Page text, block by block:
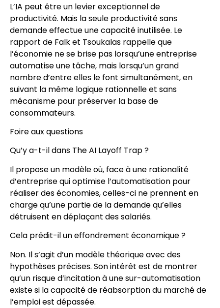
L’IA peut être un levier exceptionnel de
productivité. Mais la seule productivité sans
demande effectue une capacité inutilisée. Le
rapport de Falk et Tsoukalas rappelle que
l’économie ne se brise pas lorsqu’une entreprise
automatise une tâche, mais lorsqu’un grand
nombre d’entre elles le font simultanément, en
suivant la même logique rationnelle et sans
mécanisme pour préserver la base de
consommateurs.
Foire aux questions
Qu’y a-t-il dans The AI Layoff Trap ?
Il propose un modèle où, face à une rationalité
d’entreprise qui optimise l’automatisation pour
réaliser des économies, celles-ci ne prennent en
charge qu’une partie de la demande qu’elles
détruisent en déplaçant des salariés.
Cela prédit-il un effondrement économique ?
Non. Il s’agit d’un modèle théorique avec des
hypothèses précises. Son intérêt est de montrer
qu’un risque d’incitation à une sur-automatisation
existe si la capacité de réabsorption du marché de
l’emploi est dépassée.